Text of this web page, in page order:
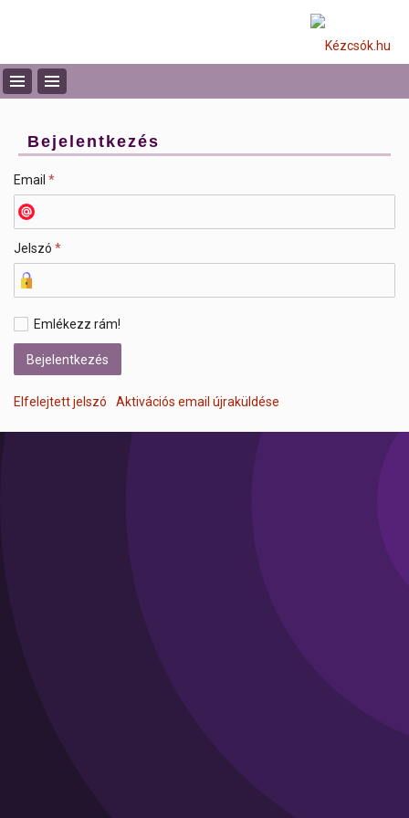
Bejelentkezés
Email *
Jelszó *
Emlékezz rám!
Elfelejtett jelszó Aktivációs email újraküldése